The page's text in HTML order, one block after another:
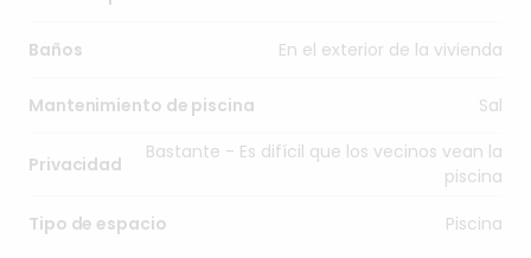
Baños En el exterior de la vivienda
Mantenimiento de piscina Sal
Privacidad
Bastante - Es difícil que los vecinos vean la
piscina
Tipo de espacio
Piscina